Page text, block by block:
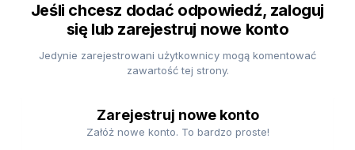
Jeśli chcesz dodać odpowiedź, zaloguj
się lub zarejestruj nowe konto
Jedynie zarejestrowani użytkownicy mogą komentować
zawartość tej strony.
Zarejestruj nowe konto
Załóż nowe konto. To bardzo proste!